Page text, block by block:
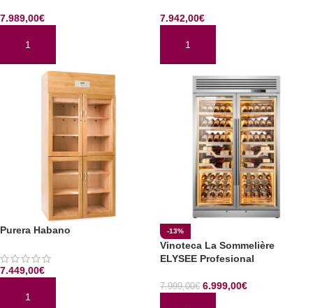
7.989,00€
AÑADIR AL CARRITO
7.942,00€
AÑADIR AL CARRITO
Purera Habano
7.449,00€
AÑADIR AL CARRITO
-13%
Vinoteca La Sommelière
ELYSEE Profesional
7.999,00€ 6.999,00€